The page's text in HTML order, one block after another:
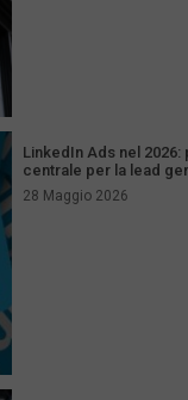
LinkedIn Ads nel
centrale per la lead
28 Maggio 2026